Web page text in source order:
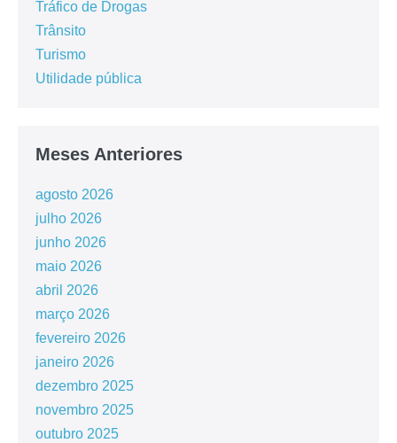
Tráfico de Drogas
Trânsito
Turismo
Utilidade pública
Meses Anteriores
agosto 2026
julho 2026
junho 2026
maio 2026
abril 2026
março 2026
fevereiro 2026
janeiro 2026
dezembro 2025
novembro 2025
outubro 2025